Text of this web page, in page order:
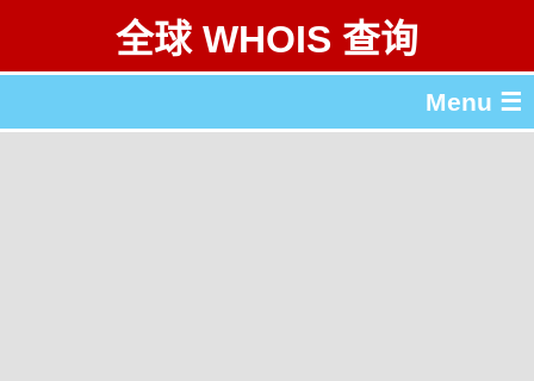
全球 WHOIS 查询
Menu ☰